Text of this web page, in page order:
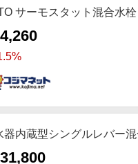
サーモスタット混合水
器内蔵型シングルレバー